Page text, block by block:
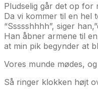
Pludselig går det op for
Da vi kommer til en hel
“Ssssshhhh”, siger
Han åbner armene til
at min pik begynder at
Vores munde mødes,
Så ringer klokken højt